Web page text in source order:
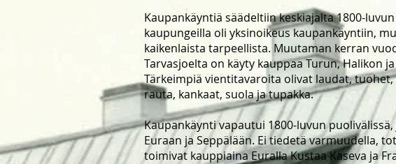
Kaupankäyntiä säädeltiin keskiajalta 1800-
kaupungeilla oli yksinoikeus kaupankäyntiin,
kaikenlaista tarpeellista. Muutaman kerran
Tarvasjoelta on käyty kauppaa Turun, Halikon
Tärkeimpiä vientitavaroita olivat laudat,
rauta, kankaat, suola ja tupakka.
Kaupankäynti vapautui 1800-luvun
Euraan ja Seppälään. Ei tiedetä varmuudella,
toimivat kauppiaina Euralla Kustaa Kaseva ja